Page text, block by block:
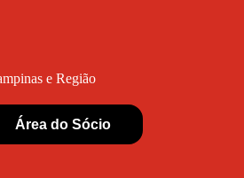
e Região
Área do Sócio